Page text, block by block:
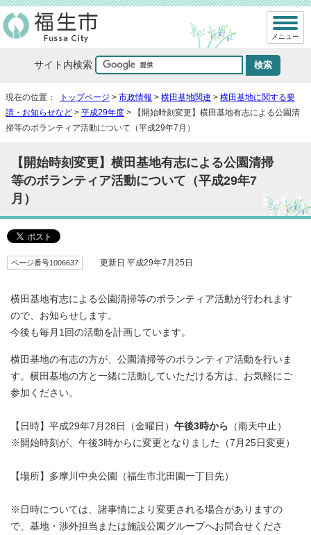
サイト内検索
メニュー
現在の位置： トップページ > 市政情報 > 横田基地関連 > 横田基地に関する要
請・お知らせなど > 平成29年度 > 【開始時刻変更】横田基地有志による公園清
掃等のボランティア活動について（平成29年7月）
【開始時刻変更】横田基地有志による公園清掃
等のボランティア活動について（平成29年7
月）
ページ番号1006637 更新日 平成29年7月25日
横田基地有志による公園清掃等のボランティア活動が行われます
ので、お知らせします。
今後も毎月1回の活動を計画しています。
横田基地の有志の方が、公園清掃等のボランティア活動を行いま
す。横田基地の方と一緒に活動していただける方は、お気軽にご
参加ください。
【日時】平成29年7月28日（金曜日） 午後3時から （雨天中止）
※開始時刻が、午後3時からに変更となりました（7月25日変更）
【場所】多摩川中央公園（福生市北田園一丁目先）
※日時については、諸事情により変更される場合がありますの
で、基地・渉外担当または施設公園グループへお問合せくださ